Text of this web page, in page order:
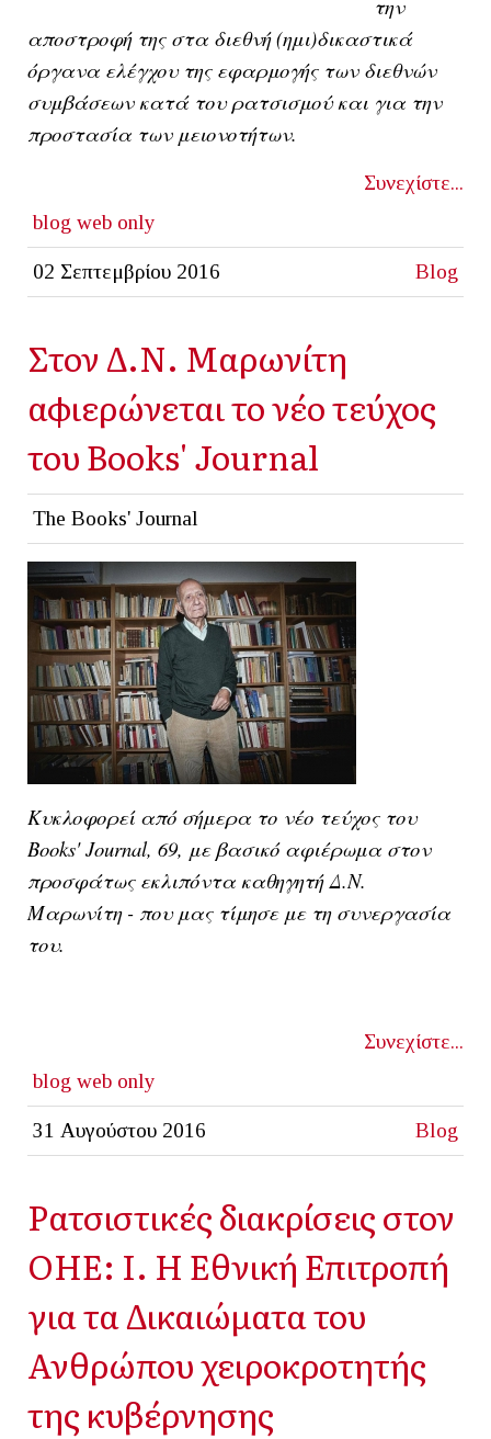
την
αποστροφή της στα διεθνή (ημι)δικαστικά
όργανα ελέγχου της εφαρμογής των διεθνών
συμβάσεων κατά του ρατσισμού και για την
προστασία των μειονοτήτων.
Συνεχίστε...
blog web only
02 Σεπτεμβρίου 2016 Blog
Στον Δ.Ν. Μαρωνίτη
αφιερώνεται το νέο τεύχος
του Books' Journal
The Books' Journal
Κυκλοφορεί από σήμερα το νέο τεύχος του
Books' Journal, 69, με βασικό αφιέρωμα στον
προσφάτως εκλιπόντα καθηγητή Δ.Ν.
Μαρωνίτη - που μας τίμησε με τη συνεργασία
του.
Συνεχίστε...
blog web only
31 Αυγούστου 2016 Blog
Ρατσιστικές διακρίσεις στον
ΟΗΕ: Ι. Η Εθνική Επιτροπή
για τα Δικαιώματα του
Ανθρώπου χειροκροτητής
της κυβέρνησης